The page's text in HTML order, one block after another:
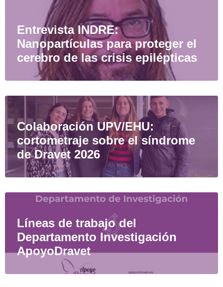
Entrevista INDRE:
Nanopartículas para proteger el
cerebro de las crisis epilépticas
Colaboración UPV/EHU:
cortometraje sobre el síndrome
de Dravet 2026
Líneas de trabajo del
Departamento Investigación
ApoyoDravet